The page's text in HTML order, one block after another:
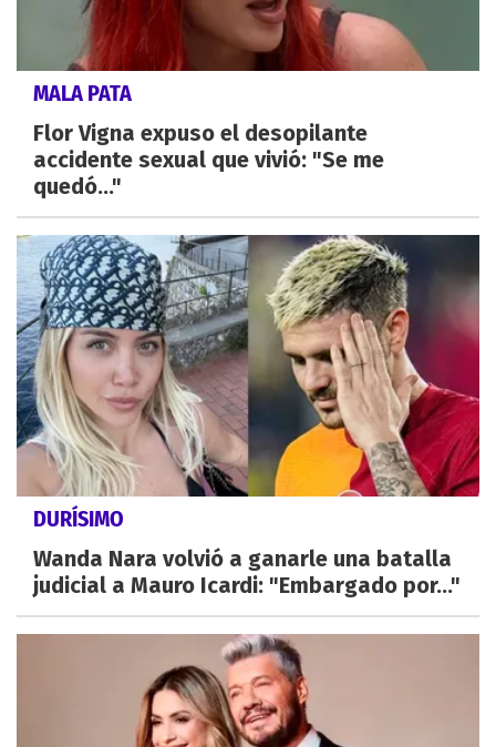
MALA PATA
Flor Vigna expuso el desopilante
accidente sexual que vivió: "Se me
quedó..."
DURÍSIMO
Wanda Nara volvió a ganarle una batalla
judicial a Mauro Icardi: "Embargado por..."